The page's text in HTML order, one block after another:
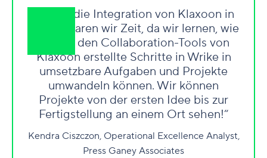
„Durch die Integration von Klaxoon in
Wrike sparen wir Zeit, da wir lernen, wie
wir mit den Collaboration-Tools von
Klaxoon erstellte Schritte in Wrike in
umsetzbare Aufgaben und Projekte
umwandeln können. Wir können
Projekte von der ersten Idee bis zur
Fertigstellung an einem Ort sehen!“
Kendra Ciszczon, Operational Excellence Analyst,
Press Ganey Associates